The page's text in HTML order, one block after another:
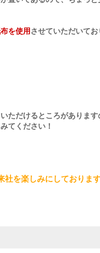
を使用 させていただいてお
ただけるところがあります
てください！
社を楽しみにしております